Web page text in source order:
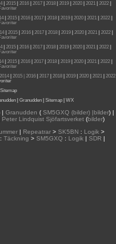
2015 2016 2017 2018 2019 2020 2021 2022
| 2015| 2016| 2017| 2018| 2019| 2020| 2021| 2022|
| 2015| 2016| 2017| 2018| 2019| 2020| 2021| 2022|
| 2015| 2016| 2017| 2018| 2019| 2020| 2021| 2022|
2015 2016 2017 2018 2019 2020 2021 2022
2014| 2015 | 2016| 2017| 2018| 2019| 2020| 2021| 2022
Sitemap
| Granudden| Sitemap| WX
| Granudden (SM5GXQ (bilder) |bilder) |
Peter Lindquist Sjöfartsverket (bilder)
| Repeatrar> SK5BN: Logik>
: Täckning > SM5GXQ : Logik | SDR |